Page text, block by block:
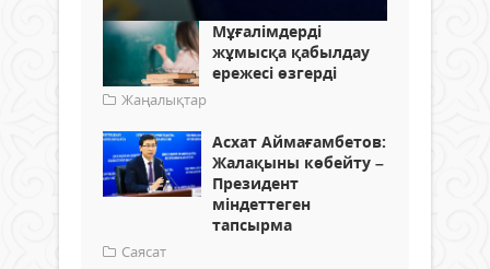
Мұғалімдерді
жұмысқа қабылдау
ережесі өзгерді
Жаңалықтар
Асхат Аймағамбетов:
Жалақыны көбейту –
Президент
міндеттеген
тапсырма
Саясат